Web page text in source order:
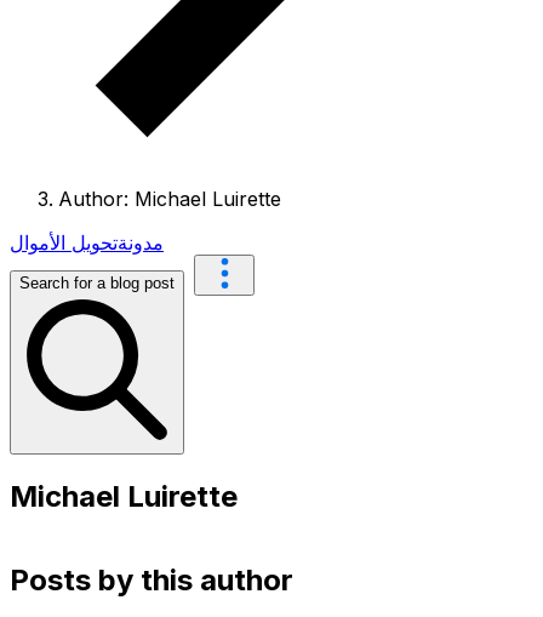
Author: Michael Luirette
مدونةتحويل الأموال
Search for a blog post
Michael Luirette
Posts by this author